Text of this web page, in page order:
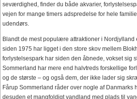
seværdighed, finder du både akvarier,
vejen for mange timers adspredelse for hele
udendørs.
Blandt de mest populære attraktioner i Nordjylland
siden 1975 har ligget i den store skov mellem
forlystelsespark har siden den åbnede, vokset sig
Sommerland har mere end halvtreds forskellige
og de største – og også dem, der ikke lader sig
Fårup Sommerland råder over nogle af Danmarks
desuden et mangfoldigt vandland med plads til